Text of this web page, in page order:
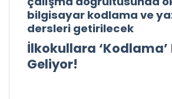
bilgisayar kodlama ve
dersleri getirilecek
İlkokullara ‘Kodlama’
Geliyor!